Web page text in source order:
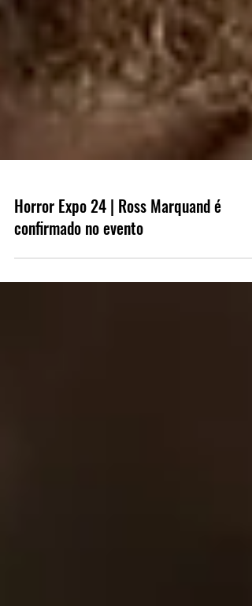
Horror Expo 24 | Ross Marquand é
confirmado no evento